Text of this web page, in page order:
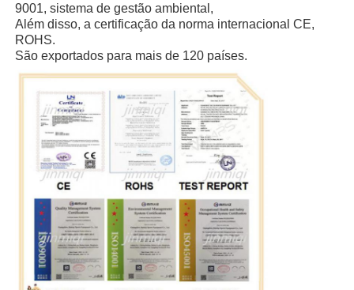
9001, sistema de gestão ambiental,
Além disso, a certificação da norma internacional CE,
ROHS.
São exportados para mais de 120 países.